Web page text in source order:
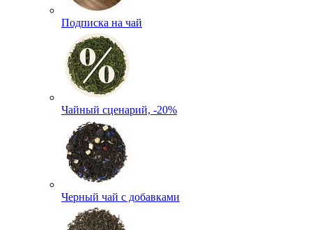
Подписка на чай
Чайный сценарий, -20%
Черный чай с добавками